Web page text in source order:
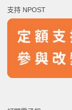
字:
支持 NPOST